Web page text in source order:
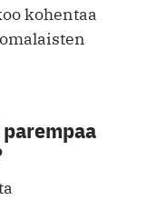
kohentaa